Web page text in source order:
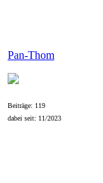
Pan-Thom
Beiträge: 119
dabei seit: 11/2023